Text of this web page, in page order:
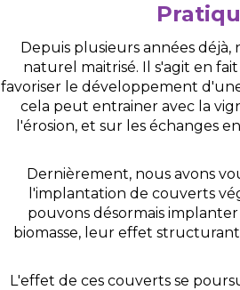
Depuis plusieurs années
naturel maitrisé. Il s'agit en
favoriser le développement
cela peut entrainer avec la
l'érosion, et sur les échanges
Dernièrement, nous avons
l'implantation de couverts
pouvons désormais
biomasse, leur effet
L'effet de ces couverts se